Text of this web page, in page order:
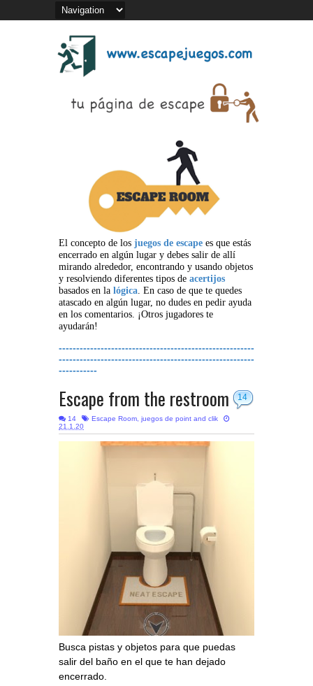
El concepto de los juegos de escape es que estás
encerrado en algún lugar y debes salir de allí
mirando alrededor, encontrando y usando objetos
y resolviendo diferentes tipos de acertijos
basados en la lógica. En caso de que te quedes
atascado en algún lugar, no dudes en pedir ayuda
en los comentarios. ¡Otros jugadores te
ayudarán!
--------------------------------------------------------
--------------------------------------------------------
-----------
14
Escape from the restroom
14 Escape Room, juegos de point and clik
21.1.20
Busca pistas y objetos para que puedas
salir del baño en el que te han dejado
encerrado.